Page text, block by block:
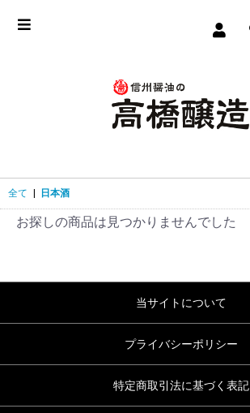
全て | 日本酒
お探しの商品は見つかりませんでした
当サイトについて
プライバシーポリシー
特定商取引法に基づく表記